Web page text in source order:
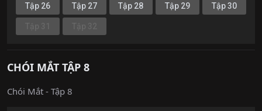
Tập 26 Tập 27 Tập 28 Tập 29 Tập 30
CHÓI MẮT TẬP 8
Chói Mắt - Tập 8